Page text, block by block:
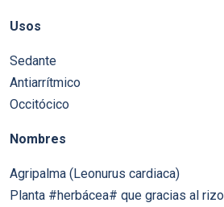
Usos
Sedante
Antiarrítmico
Occitócico
Nombres
Agripalma (Leonurus cardiaca)
Planta #herbácea# que gracias al